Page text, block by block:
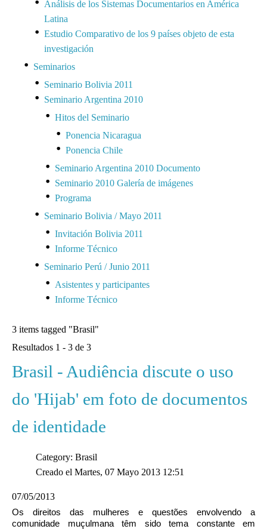
Análisis de los Sistemas Documentarios en América
Latina
Estudio Comparativo de los 9 países objeto de esta
investigación
Seminarios
Seminario Bolivia 2011
Seminario Argentina 2010
Hitos del Seminario
Ponencia Nicaragua
Ponencia Chile
Seminario Argentina 2010 Documento
Seminario 2010 Galería de imágenes
Programa
Seminario Bolivia / Mayo 2011
Invitación Bolivia 2011
Informe Técnico
Seminario Perú / Junio 2011
Asistentes y participantes
Informe Técnico
3 items tagged "Brasil"
Resultados 1 - 3 de 3
Brasil - Audiência discute o uso
do 'Hijab' em foto de documentos
de identidade
Category: Brasil
Creado el Martes, 07 Mayo 2013 12:51
07/05/2013
Os direitos das mulheres e questões envolvendo a
comunidade muçulmana têm sido tema constante em